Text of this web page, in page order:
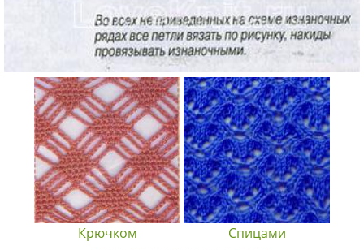
Крючком Спицами